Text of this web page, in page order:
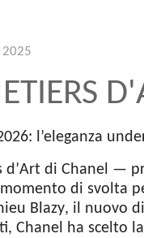
2025
l’eleganza
d’Art di Chanel —
di svolta
Blazy, il nuovo
Chanel ha scelto